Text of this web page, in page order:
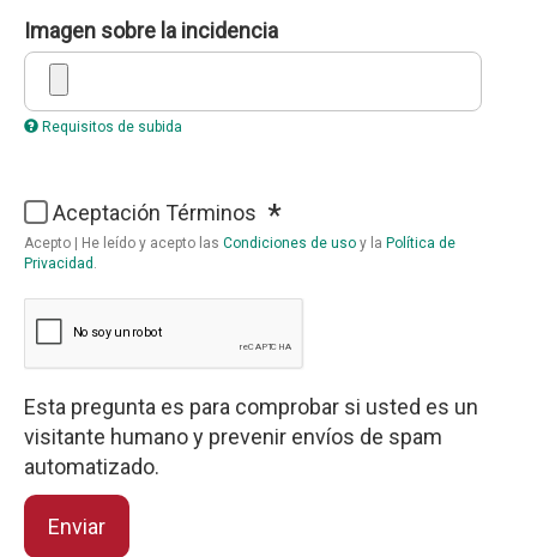
Imagen sobre la incidencia
Requisitos de subida
Aceptación Términos
Acepto | He leído y acepto las Condiciones de uso y la Política de
Privacidad .
Esta pregunta es para comprobar si usted es un
visitante humano y prevenir envíos de spam
automatizado.
Enviar